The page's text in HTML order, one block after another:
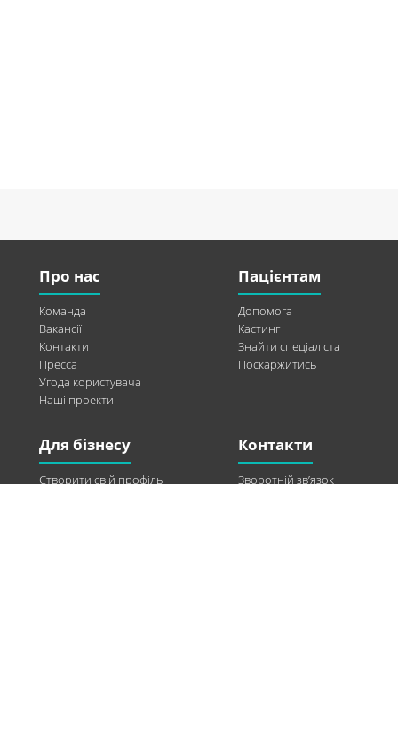
Про нас
Команда
Вакансії
Контакти
Пресса
Угода користувача
Наші проекти
Пацієнтам
Допомога
Кастинг
Знайти спеціаліста
Поскаржитись
Для бізнесу
Створити свій профіль
Контакти
Зворотній зв’язок